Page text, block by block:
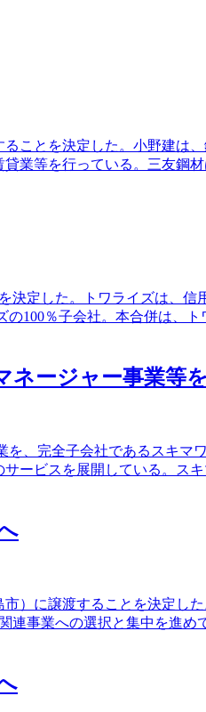
ことを決定した。小野建は
業等を行っている。三友鋼
定した。トワライズは、
100％子会社。本合併は、
ネージャー事業等
、完全子会社であるスキマ
ービスを展開している。ス
）に譲渡することを決定し
事業への選択と集中を進